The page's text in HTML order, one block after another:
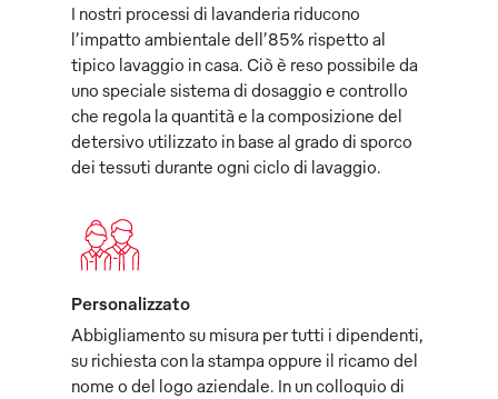
I nostri processi di lavanderia riducono
l’impatto ambientale dell’85% rispetto al
tipico lavaggio in casa. Ciò è reso possibile da
uno speciale sistema di dosaggio e controllo
che regola la quantità e la composizione del
detersivo utilizzato in base al grado di sporco
dei tessuti durante ogni ciclo di lavaggio.
Personalizzato
Abbigliamento su misura per tutti i dipendenti,
su richiesta con la stampa oppure il ricamo del
nome o del logo aziendale. In un colloquio di